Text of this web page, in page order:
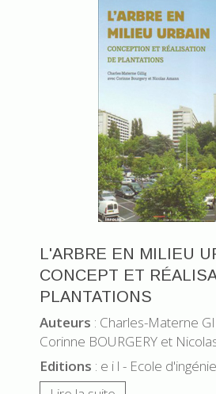
L'ARBRE EN MILIEU
CONCEPT ET
PLANTATIONS
Auteurs : Charles-Materne
Corinne BOURGERY et
Editions : e i l - Ecole